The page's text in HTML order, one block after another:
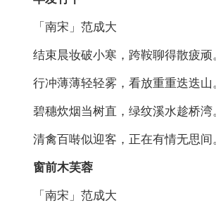
「南宋」范成大
结束晨妆破小寒，跨鞍聊得散疲顽
行冲薄薄轻轻雾，看放重重迭迭山
碧穗炊烟当树直，绿纹溪水趁桥湾
清禽百啭似迎客，正在有情无思间
窗前木芙蓉
「南宋」范成大